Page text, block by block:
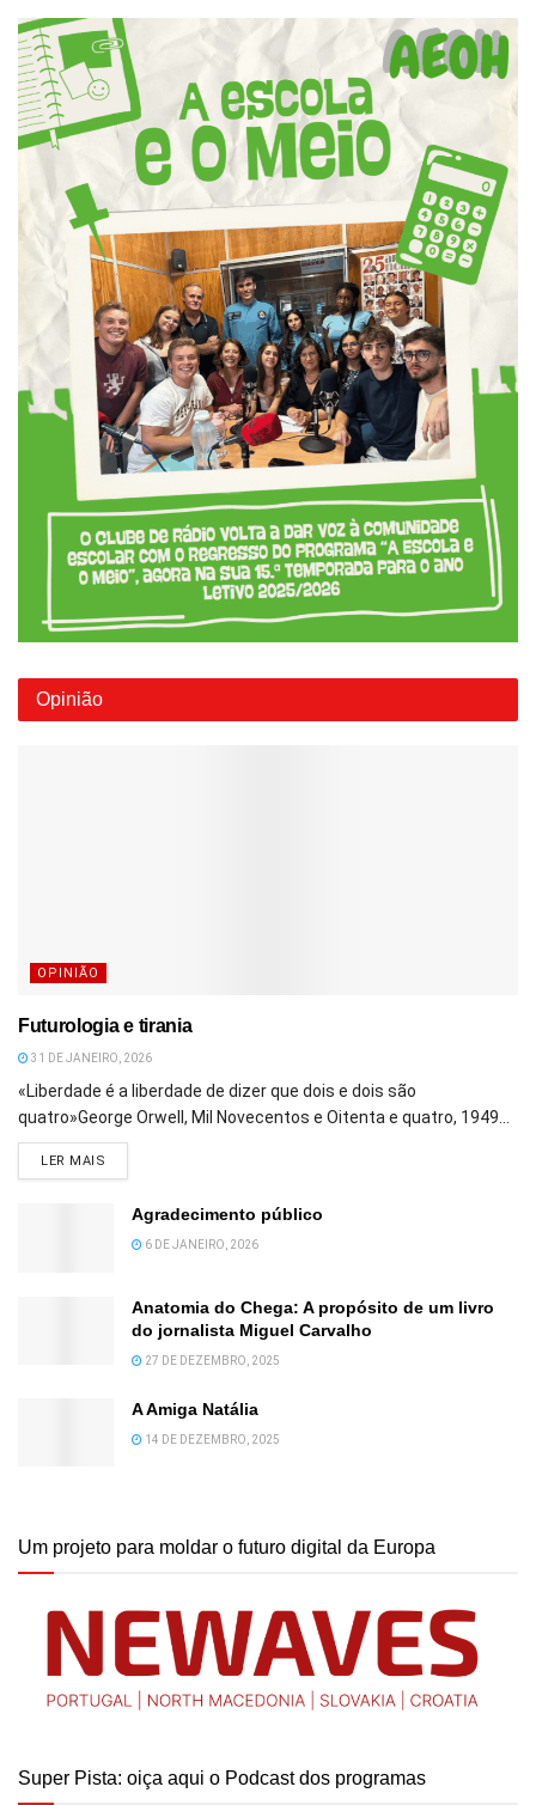
Opinião
OPINIÃO
Futurologia e tirania
31 DE JANEIRO, 2026
«Liberdade é a liberdade de dizer que dois e dois são
quatro»George Orwell, Mil Novecentos e Oitenta e quatro, 1949...
LER MAIS
Agradecimento público
6 DE JANEIRO, 2026
Anatomia do Chega: A propósito de um livro
do jornalista Miguel Carvalho
27 DE DEZEMBRO, 2025
A Amiga Natália
14 DE DEZEMBRO, 2025
Um projeto para moldar o futuro digital da Europa
Super Pista: oiça aqui o Podcast dos programas